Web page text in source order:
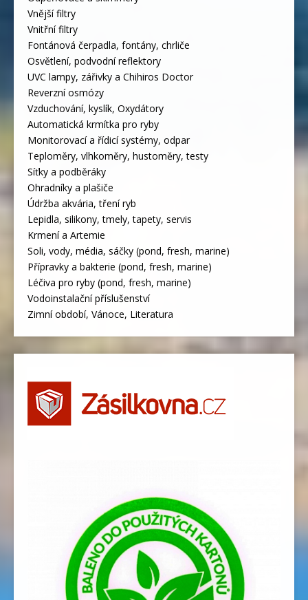
Vnější filtry
Vnitřní filtry
Fontánová čerpadla, fontány, chrliče
Osvětlení, podvodní reflektory
UVC lampy, zářivky a Chihiros Doctor
Reverzní osmózy
Vzduchování, kyslík, Oxydátory
Automatická krmítka pro ryby
Monitorovací a řídicí systémy, odpar
Teploměry, vlhkoměry, hustoměry, testy
Síťky a podběráky
Ohradníky a plašiče
Údržba akvária, tření ryb
Lepidla, silikony, tmely, tapety, servis
Krmení a Artemie
Soli, vody, média, sáčky (pond, fresh, marine)
Přípravky a bakterie (pond, fresh, marine)
Léčiva pro ryby (pond, fresh, marine)
Vodoinstalační příslušenství
Zimní období, Vánoce, Literatura